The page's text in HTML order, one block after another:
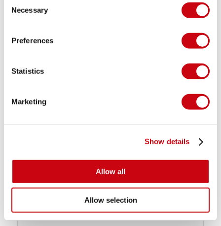
Selection
Necessary
Preferences
Statistics
Marketing
Show details
Allow all
Allow selection